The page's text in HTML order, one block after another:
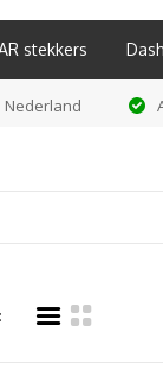
stekkers
Nederland
i k